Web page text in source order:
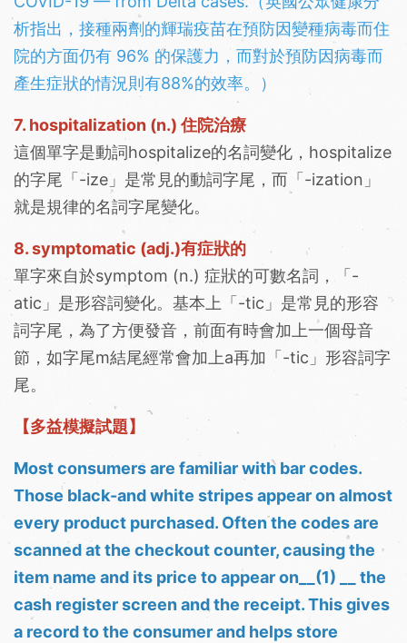
析指出，接種兩劑的輝瑞疫苗在預防因變種病毒而住
院的方面仍有 96% 的保護力，而對於預防因病毒而
產生症狀的情況則有88%的效率。）
7. hospitalization (n.) 住院治療
這個單字是動詞hospitalize的名詞變化，hospitalize
的字尾「-ize」是常見的動詞字尾，而「-ization」
就是規律的名詞字尾變化。
8. symptomatic (adj.)有症狀的
單字來自於symptom (n.) 症狀的可數名詞，「-
atic」是形容詞變化。基本上「-tic」是常見的形容
詞字尾，為了方便發音，前面有時會加上一個母音
節，如字尾m結尾經常會加上a再加「-tic」形容詞字
尾。
【多益模擬試題】
Most consumers are familiar with bar codes.
Those black-and white stripes appear on almost
every product purchased. Often the codes are
scanned at the checkout counter, causing the
item name and its price to appear on__(1) __ the
cash register screen and the receipt. This gives
a record to the consumer and helps store